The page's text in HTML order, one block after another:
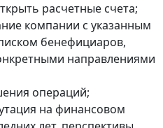
расчетные счета;
компании с указанным
бенефициаров,
направлениями
операций;
на финансовом